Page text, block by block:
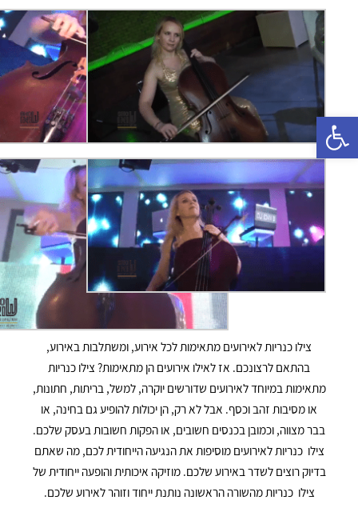
פתח סרגל נגישות
צילו כנריות לאירועים מתאימות לכל אירוע, ומשתלבות באירוע,
בהתאם לרצונכם. אז לאילו אירועים הן מתאימות? צילו כנריות
מתאימות במיוחד לאירועים שדורשים יוקרה, למשל, בריתות, חתונות,
או מסיבות זהב וכסף. אבל לא רק, הן יכולות להופיע גם בחינה, או
בבר מצווה, וכמובן בכנסים חשובים, או הפקות חשובות בעסק שלכם.
צילו כנריות לאירועים מוסיפות את הנגיעה הייחודית לכם, מה שאתם
בדיוק רוצים לשדר באירוע שלכם. מוזיקה איכותית והופעה ייחודית של
צילו כנריות מהשורה הראשונה נותנת ייחוד וזוהר לאירוע שלכם.